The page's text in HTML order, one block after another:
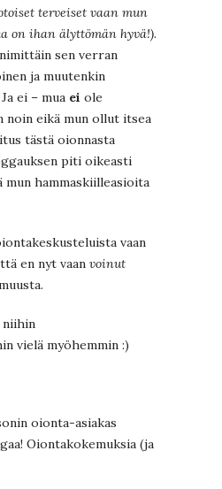
terveiset vaan mun
on ihan älyttömän hyvä!).
sen verran
ja muutenkin
ei – mua ei ole
noin eikä mun ollut itsea
tästä oionnasta
piti oikeasti
hammaskiilleasioita
vaan
en nyt vaan voinut
niihin
vielä myöhemmin :)
oionta-asiakas
Oiontakokemuksia (ja